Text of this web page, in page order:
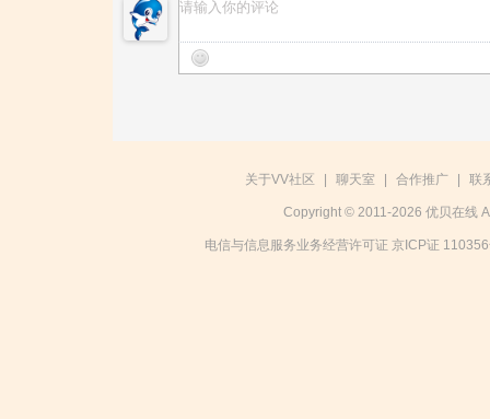
关于VV社区 聊天室 合作推广 联
Copyright © 2011-2026 优贝在线
电信与信息服务业务经营许可证 京ICP证